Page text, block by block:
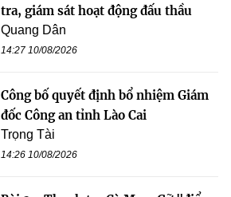
tra, giám sát hoạt động đấu thầu
Quang Dân
14:27 10/08/2026
Công bố quyết định bổ nhiệm Giám
đốc Công an tỉnh Lào Cai
Trọng Tài
14:26 10/08/2026